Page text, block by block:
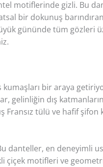
motiflerinde gizli. Bu
bir dokunuş
gününde tüm gözleri
bir araya
gelinliğin dış
tülü ve hafif şifon
danteller, en deneyimli
çiçek motifleri ve